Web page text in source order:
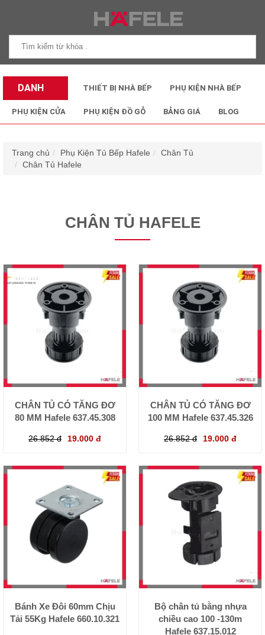
DANH
MỤC SẢN
THIẾT BỊ NHÀ BẾP PHỤ KIỆN NHÀ BẾP
PHỤ KIỆN CỬA PHỤ KIỆN ĐỒ GỖ BẢNG GIÁ BLOG
Trang chủ Phụ Kiện Tủ Bếp Hafele
Chân Tủ
Chân Tủ Hafele
CHÂN TỦ HAFELE
CHÂN TỦ CÓ TĂNG ĐƠ
80 MM Hafele 637.45.308
26.852 đ 19.000 đ
CHÂN TỦ CÓ TĂNG ĐƠ
100 MM Hafele 637.45.326
26.852 đ 19.000 đ
Bánh Xe Đôi 60mm Chịu
Tải 55Kg Hafele 660.10.321
Bộ chân tủ bằng nhựa
chiều cao 100 -130m
Hafele 637.15.012